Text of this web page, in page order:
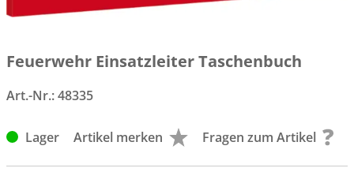
Feuerwehr Einsatzleiter Taschenbuch
Art.-Nr.:48335
Lager Artikel merken Fragen zum Artikel